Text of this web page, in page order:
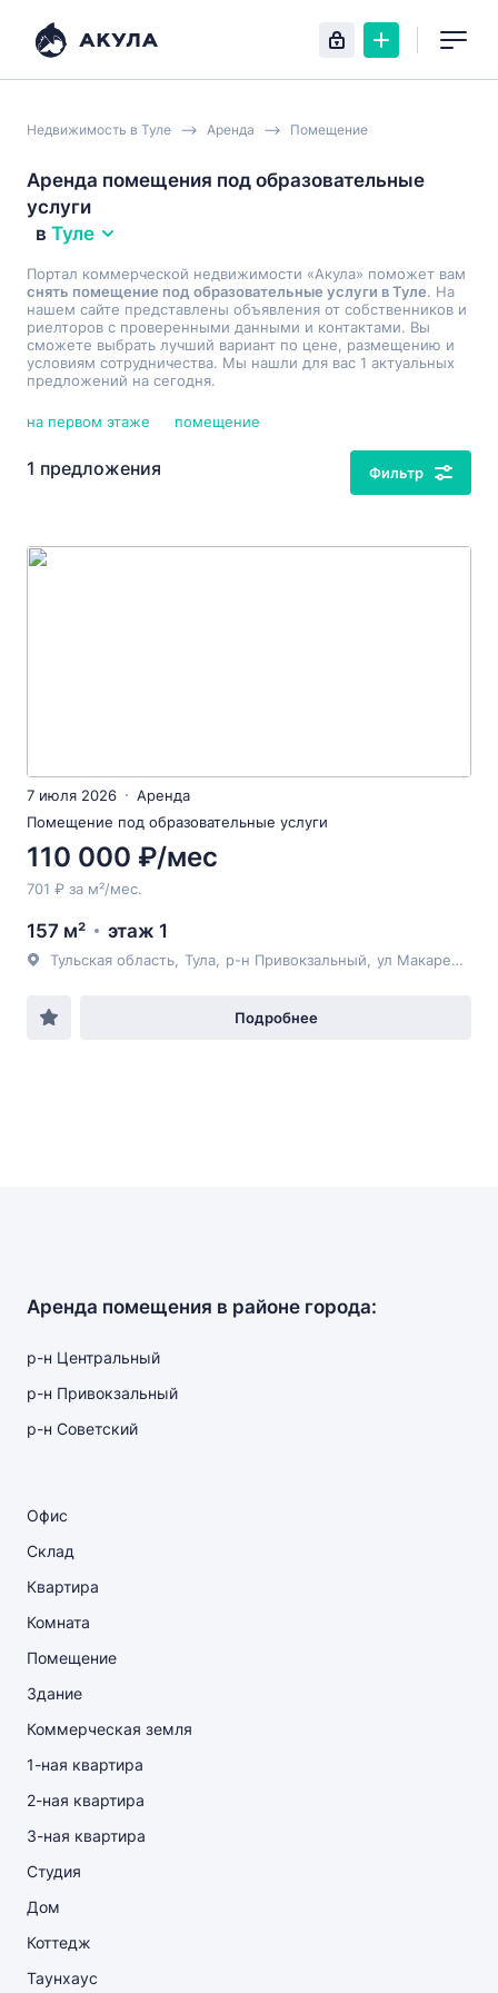
Недвижимость в Туле Аренда Помещение
Аренда помещения под образовательные
услуги
в Туле
Портал коммерческой недвижимости «Акула» поможет вам
снять помещение под образовательные услуги в Туле. На
нашем сайте представлены объявления от собственников и
риелторов с проверенными данными и контактами. Вы
сможете выбрать лучший вариант по цене, размещению и
условиям сотрудничества. Мы нашли для вас 1 актуальных
предложений на сегодня.
на первом этаже помещение
1 предложения Фильтр
7 июля 2026
Аренда
Помещение под образовательные услуги
110 000 ₽/мес
701 ₽ за м²/мес.
157 м² этаж 1
Тульская область Тула р-н Привокзальный ул Макаренко
Подробнее
Аренда помещения в районе города:
р-н Центральный
р-н Привокзальный
р-н Советский
Офис
Склад
Квартира
Комната
Помещение
Здание
Коммерческая земля
1-ная квартира
2-ная квартира
3-ная квартира
Студия
Дом
Коттедж
Таунхаус